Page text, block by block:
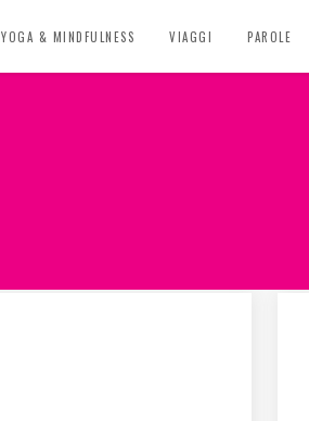
YOGA & MINDFULNESS VIAGGI PAROLE